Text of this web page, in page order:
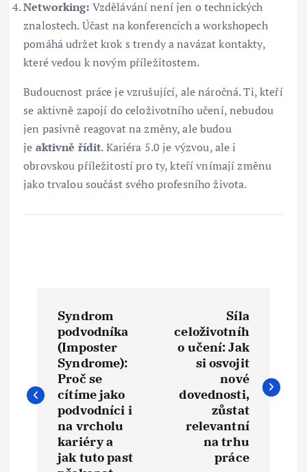
Networking: Vzdělávání není jen o technických
znalostech. Účast na konferencích a workshopech
pomáhá udržet krok s trendy a navázat kontakty,
které vedou k novým příležitostem.
Budoucnost práce je vzrušující, ale náročná. Ti, kteří
se aktivně zapojí do celoživotního učení, nebudou
jen pasivně reagovat na změny, ale budou
je aktivně řídit. Kariéra 5.0 je výzvou, ale i
obrovskou příležitostí pro ty, kteří vnímají změnu
jako trvalou součást svého profesního života.
i
Syndrom
podvodníka
(Imposter
Syndrome):
Proč se
cítíme jako
podvodníci i
na vrcholu
kariéry a
jak tuto past
Síla
celoživotníh
o učení: Jak
si osvojit
nové
dovednosti,
zůstat
relevantní
na trhu
práce